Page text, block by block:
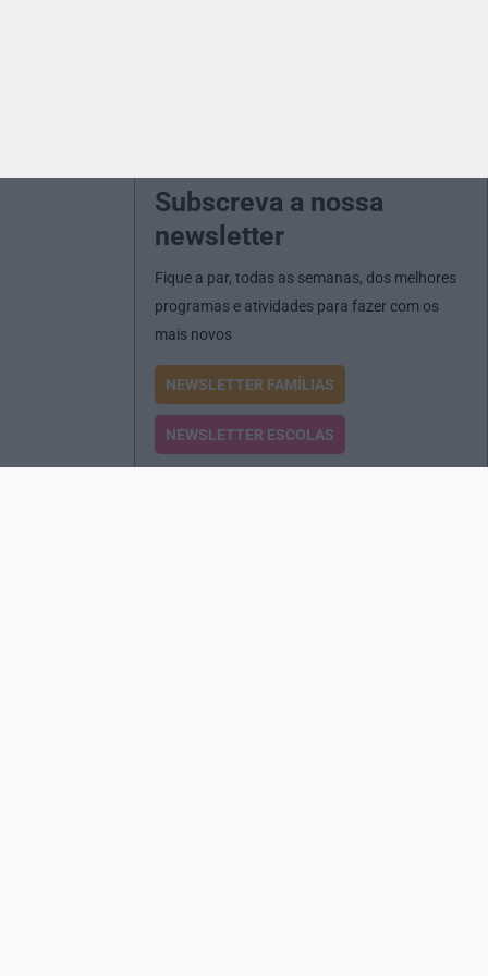
Subscreva a nossa
newsletter
Fique a par, todas as semanas, dos melhores
programas e atividades para fazer com os
mais novos
NEWSLETTER FAMÍLIAS
NEWSLETTER ESCOLAS